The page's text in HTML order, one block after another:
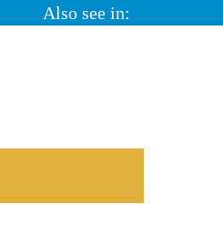
Also see in: